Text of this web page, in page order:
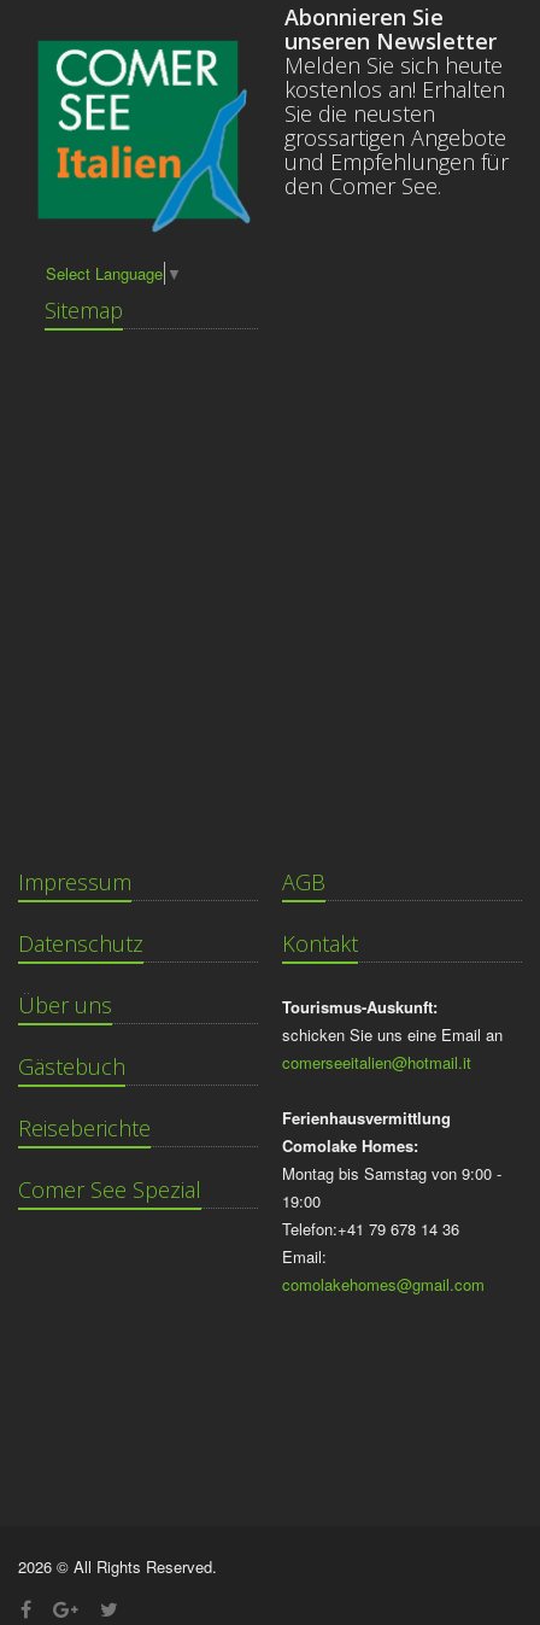
Select Language ▼
Sitemap
Abonnieren Sie
unseren Newsletter
Melden Sie sich heute
kostenlos an! Erhalten
Sie die neusten
grossartigen Angebote
und Empfehlungen für
den Comer See.
Impressum
Datenschutz
Über uns
Gästebuch
Reiseberichte
Comer See Spezial
AGB
Kontakt
Tourismus-Auskunft:
schicken Sie uns eine Email an
comerseeitalien@hotmail.it
Ferienhausvermittlung
Comolake Homes:
Montag bis Samstag von 9:00 -
19:00
Telefon:+41 79 678 14 36
Email:
comolakehomes@gmail.com
2026 © All Rights Reserved.